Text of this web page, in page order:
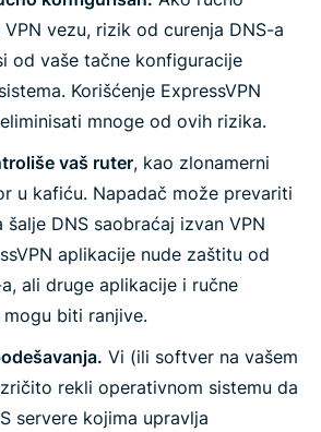
vezu, rizik od curenja DNS-a
od vaše tačne konfiguracije
Korišćenje ExpressVPN
mnoge od ovih rizika.
vaš ruter, kao zlonamerni
u kafiću. Napadač može prevariti
šalje DNS saobraćaj izvan VPN
aplikacije nude zaštitu od
ali druge aplikacije i ručne
biti ranjive.
Vi (ili softver na vašem
rekli operativnom sistemu da
servere kojima upravlja